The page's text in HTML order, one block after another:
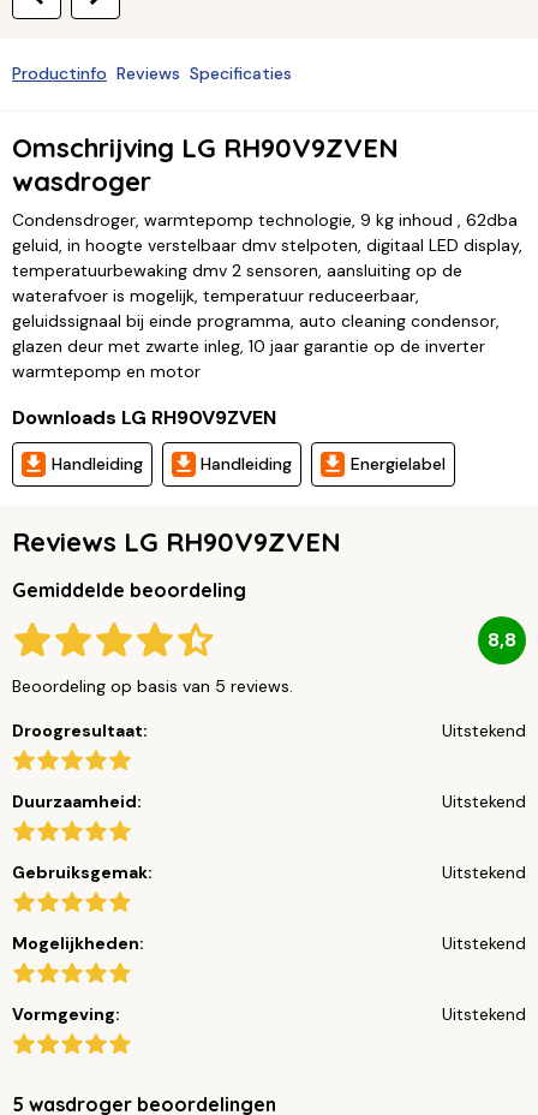
Productinfo Reviews Specificaties
Omschrijving LG RH90V9ZVEN
wasdroger
Condensdroger, warmtepomp technologie, 9 kg inhoud , 62dba
geluid, in hoogte verstelbaar dmv stelpoten, digitaal LED display,
temperatuurbewaking dmv 2 sensoren, aansluiting op de
waterafvoer is mogelijk, temperatuur reduceerbaar,
geluidssignaal bij einde programma, auto cleaning condensor,
glazen deur met zwarte inleg, 10 jaar garantie op de inverter
warmtepomp en motor
Downloads LG RH90V9ZVEN
Handleiding Handleiding Energielabel
Reviews LG RH90V9ZVEN
Gemiddelde beoordeling
8,8
Beoordeling op basis van 5 reviews.
Droogresultaat: Uitstekend
Duurzaamheid: Uitstekend
Gebruiksgemak: Uitstekend
Mogelijkheden: Uitstekend
Vormgeving: Uitstekend
5 wasdroger beoordelingen